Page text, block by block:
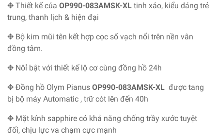
✥ Thiết kế của OP990-083AMSK-XL tinh xảo, kiểu dáng trẻ
trung, thanh lịch & hiện đại
✥ Bộ kim mũi tên kết hợp cọc số vạch nổi trên nền vân
đồng tâm.
✥ Nôỉ bật với thiết kế lộ cơ cùng đồng hồ 24h
✥ Đồng hồ Olym Pianus OP990-083AMSK-XL được tang
bị bộ máy Automatic , trữ cót lên đến 40h
✥ Mặt kính sapphire có khả năng chống trầy xước tuyệt
đối, chịu lực va chạm cực mạnh